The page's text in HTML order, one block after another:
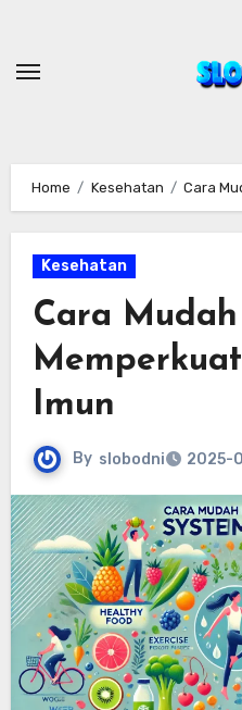
content
Home Kesehatan Cara
Kesehatan
Cara Mudah
Imun
By slobodni 2025-